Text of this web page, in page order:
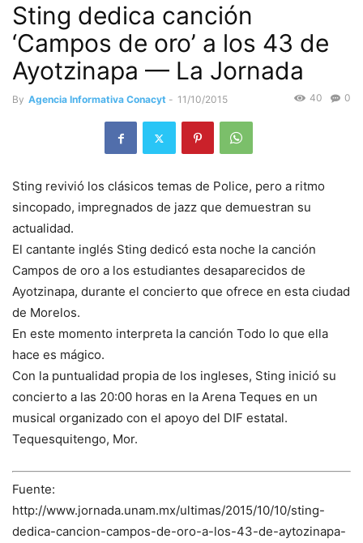
Sting dedica canción
‘Campos de oro’ a los 43 de
Ayotzinapa — La Jornada
By Agencia Informativa Conacyt - 11/10/2015 0
40
Sting revivió los clásicos temas de Police, pero a ritmo
sincopado, impregnados de jazz que demuestran su
actualidad.
El cantante inglés Sting dedicó esta noche la canción
Campos de oro a los estudiantes desaparecidos de
Ayotzinapa, durante el concierto que ofrece en esta ciudad
de Morelos.
En este momento interpreta la canción Todo lo que ella
hace es mágico.
Con la puntualidad propia de los ingleses, Sting inició su
concierto a las 20:00 horas en la Arena Teques en un
musical organizado con el apoyo del DIF estatal.
Tequesquitengo, Mor.
Fuente:
http://www.jornada.unam.mx/ultimas/2015/10/10/sting-
dedica-cancion-campos-de-oro-a-los-43-de-aytozinapa-